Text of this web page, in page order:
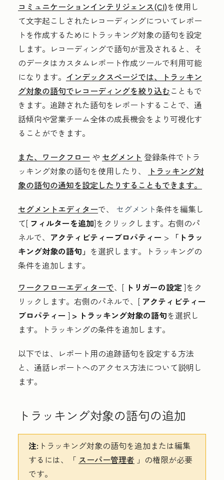
コミュニケーションインテリジェンス(CI)を使用し
て文字起こしされたレコーディングについてレポー
トを作成するためにトラッキング対象の語句を設定
します。レコーディングで語句が言及されると、そ
のデータはカスタムレポート作成ツールで利用可能
になります。 インデックスページでは、トラッキン
グ対象の語句でレコーディングを絞り込むこともで
きます。追跡された語句をレポートすることで、通
話傾向や営業チーム全体の成長機会をより可視化す
ることができます。
また、ワークフロー や セグメント 登録条件でトラ
ッキング対象の語句を使用したり、
トラッキング対
象の語句の通知を設定したりすることもできます。
セグメントエディターで、 セグメント条件を編集し
て[ フィルターを追加]をクリックします。 右側のパ
ネルで、 アクティビティープロパティー >
「トラッ
キング対象の語句」 を選択します。トラッキングの
条件を追加します。
ワークフローエディターで、[ トリガーの設定]をク
リックします。右側のパネルで、[ アクティビティー
プロパティー ] > トラッキング対象の語句を選択し
ます。トラッキングの条件を追加します。
以下では、レポート用の追跡語句を設定する方法
と、通話レポートへのアクセス方法について説明し
ます。
トラッキング対象の語句の追加
注: トラッキング対象の語句を追加または編集
するには、「 スーパー管理者 」の権限が必要
です。